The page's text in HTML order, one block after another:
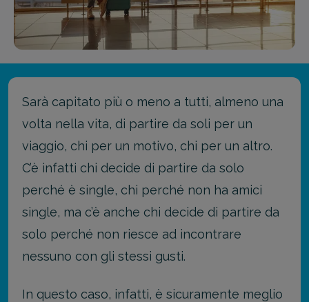
Sarà capitato più o meno a tutti, almeno una
volta nella vita, di partire da soli per un
viaggio, chi per un motivo, chi per un altro.
C’è infatti chi decide di partire da solo
perché è single, chi perché non ha amici
single, ma c’è anche chi decide di partire da
solo perché non riesce ad incontrare
nessuno con gli stessi gusti.
In questo caso, infatti, è sicuramente meglio